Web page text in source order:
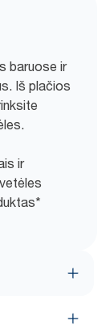
baruose ir
Iš plačios
ir